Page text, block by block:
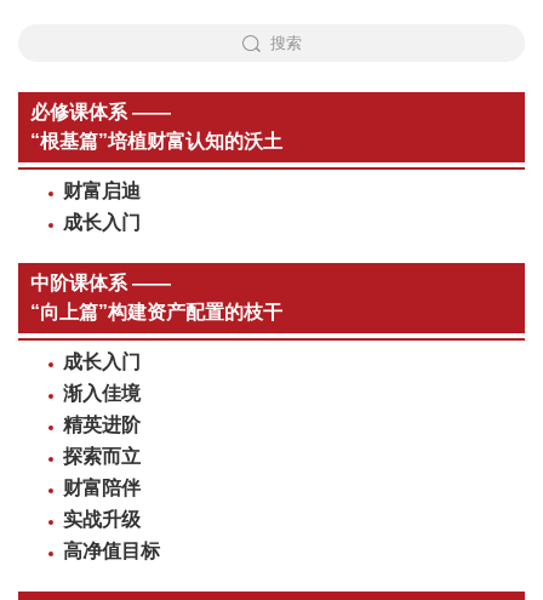
搜索
必修课体系 ——
“根基篇”培植财富认知的沃土
财富启迪
成长入门
中阶课体系 ——
“向上篇”构建资产配置的枝干
成长入门
渐入佳境
精英进阶
探索而立
财富陪伴
实战升级
高净值目标